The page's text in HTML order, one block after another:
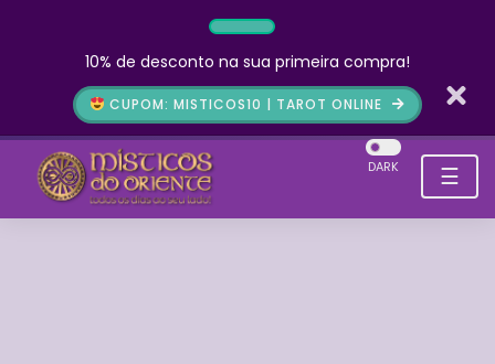
10% de desconto na sua primeira compra!
CUPOM: MISTICOS10 | TAROT ONLINE
☰
DARK